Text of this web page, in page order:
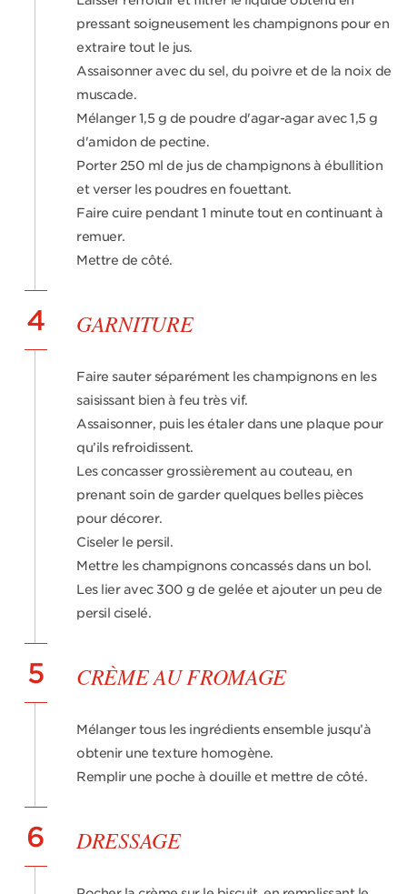
pressant soigneusement les champignons pour en
extraire tout le jus.
Assaisonner avec du sel, du poivre et de la noix de
muscade.
Mélanger 1,5 g de poudre d'agar-agar avec 1,5 g
d'amidon de pectine.
Porter 250 ml de jus de champignons à ébullition
et verser les poudres en fouettant.
Faire cuire pendant 1 minute tout en continuant à
remuer.
Mettre de côté.
4 GARNITURE
Faire sauter séparément les champignons en les
saisissant bien à feu très vif.
Assaisonner, puis les étaler dans une plaque pour
qu’ils refroidissent.
Les concasser grossièrement au couteau, en
prenant soin de garder quelques belles pièces
pour décorer.
Ciseler le persil.
Mettre les champignons concassés dans un bol.
Les lier avec 300 g de gelée et ajouter un peu de
persil ciselé.
5 CRÈME AU FROMAGE
Mélanger tous les ingrédients ensemble jusqu’à
obtenir une texture homogène.
Remplir une poche à douille et mettre de côté.
6 DRESSAGE